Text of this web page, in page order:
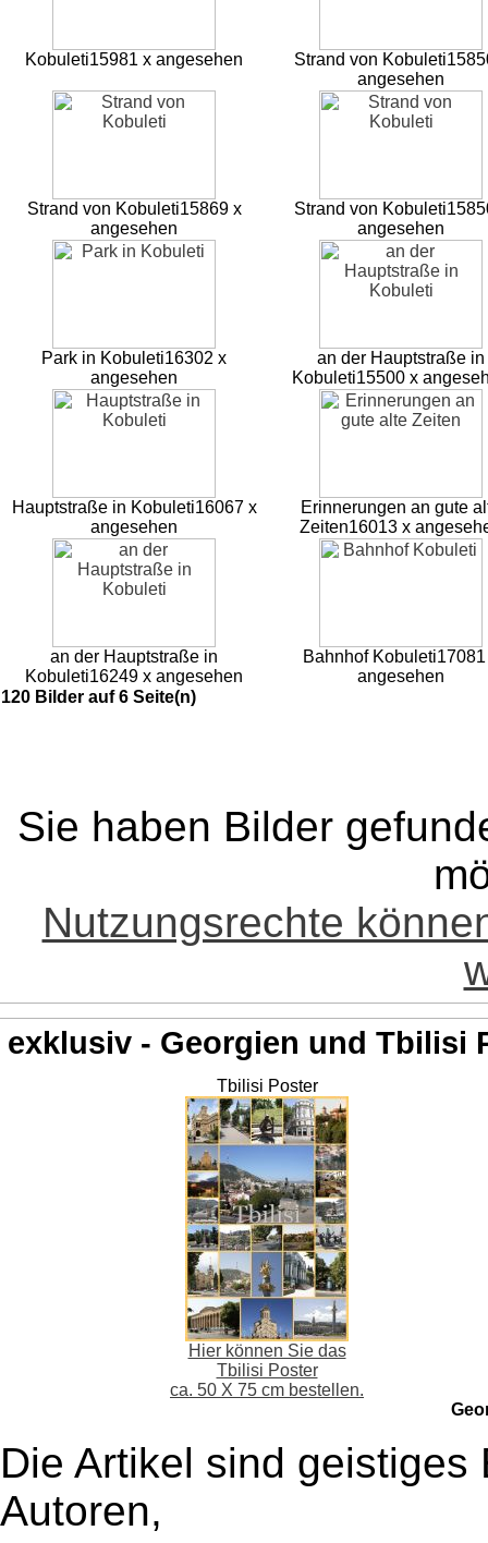
Kobuleti15981 x angesehen Strand von Kobuleti
angesehen
Strand von Kobuleti15869 x
angesehen
Strand von Kobuleti
angesehen
Park in Kobuleti16302 x
angesehen
an der Hauptstraße in
Kobuleti15500 x
Hauptstraße in Kobuleti16067 x
angesehen
Erinnerungen an gute
Zeiten16013 x
an der Hauptstraße in
Kobuleti16249 x angesehen
Bahnhof Kobuleti
angesehen
120 Bilder auf 6 Seite(n)
Sie haben Bilder
Nutzungsrechte
exklusiv - Georgien und Tbilisi
Tbilisi Poster
Hier können Sie das
Tbilisi Poster
ca. 50 X 75 cm bestellen.
Die Artikel sind
Autoren,